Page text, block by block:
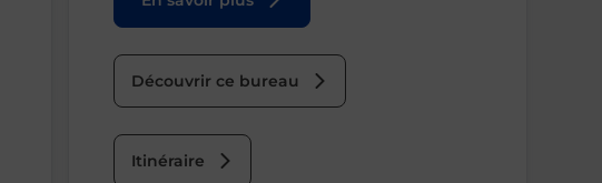
Découvrir ce bureau
Itinéraire